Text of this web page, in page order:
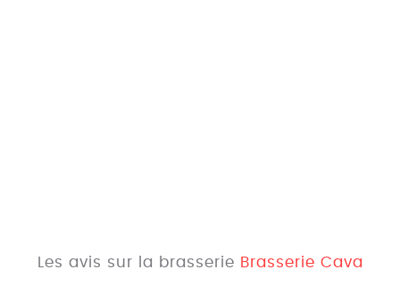
Les avis sur la brasserie Brasserie Cava